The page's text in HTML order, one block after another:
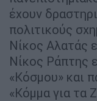
έχουν
πολιτικούς
Νίκος Αλατάς
Νίκος Ράπτης
«Κόσμου» και
«Κόμμα για τα